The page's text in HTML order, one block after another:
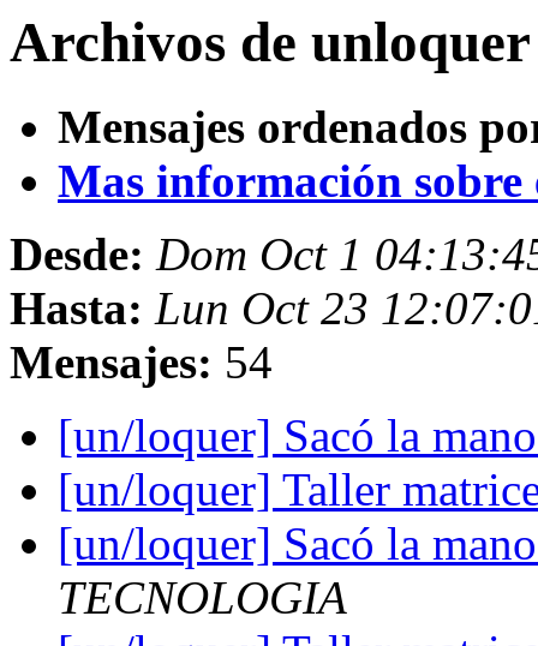
Archivos de
Mensajes ordenados
Mas información sobre
Desde: Dom Oct 1
Hasta: Lun Oct 23
Mensajes: 54
[un/loquer] Sacó la
[un/loquer] Taller
[un/loquer] Sacó la
TECNOLOGIA